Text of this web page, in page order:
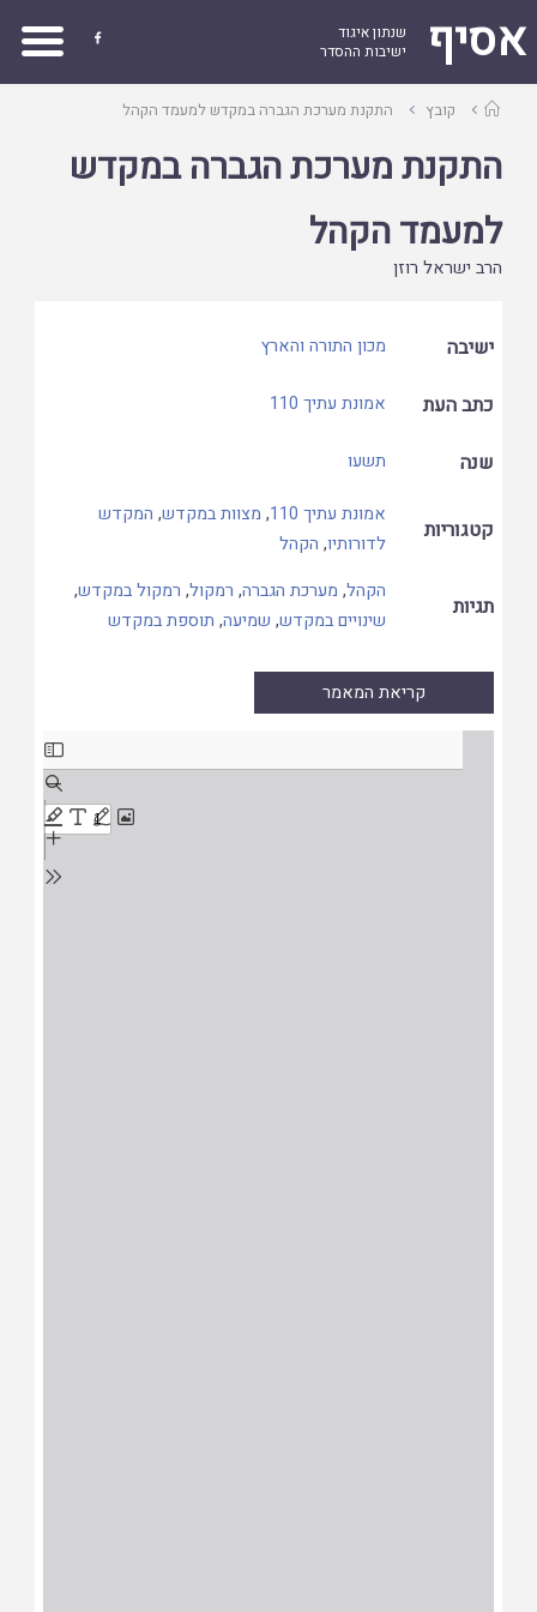
אסיף
שנתון איגוד
ישיבות ההסדר

עמודקובץ התקנת מערכת הגברה במקדש למעמד הקהל
התקנת מערכת הגברה במקדש
למעמד הקהל
הרב ישראל רוזן
ישיבה מכון התורה והארץ
כתב העת אמונת עתיך 110
שנה תשעו
קטגוריות
אמונת עתיך 110 , מצוות במקדש, המקדש
לדורותיו, הקהל
תגיות
הקהל, מערכת הגברה, רמקול, רמקול במקדש,
שינויים במקדש, שמיעה, תוספת במקדש
קריאת המאמר